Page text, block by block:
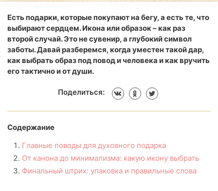
Есть подарки, которые покупают на бегу, а есть те, что
выбирают сердцем. Икона или образок – как раз
второй случай. Это не сувенир, а глубокий символ
заботы. Давай разберемся, когда уместен такой дар,
как выбрать образ под повод и человека и как вручить
его тактично и от души.
Поделиться:
Содержание
Главные поводы для духовного подарка
От канона до минимализма: какую икону выбрать
Финальный штрих: упаковка и правильные слова